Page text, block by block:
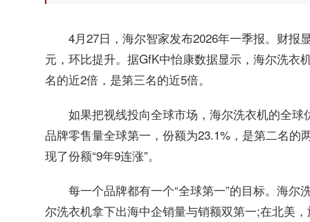
4月27日，海尔智家发布2026年一季报。财报
元，环比提升。据GfK中怡康数据显示，海尔洗衣
名的近2倍，是第三名的近5倍。
如果把视线投向全球市场，海尔洗衣机的全
品牌零售量全球第一，份额为23.1%，是第二名
现了份额“9年9连涨”。
每一个品牌都有一个“全球第一”的目标。海
尔洗衣机拿下出海中企销量与销额双第一;在北美